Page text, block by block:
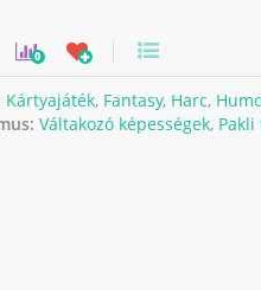
0
Kártyajáték, Fantasy, Harc,
Váltakozó képességek, Pakli